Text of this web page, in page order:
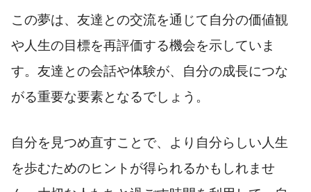
この夢は、友達との交流を通じて自分の価値観
や人生の目標を再評価する機会を示していま
す。友達との会話や体験が、自分の成長につな
がる重要な要素となるでしょう。
自分を見つめ直すことで、より自分らしい人生
を歩むためのヒントが得られるかもしれませ